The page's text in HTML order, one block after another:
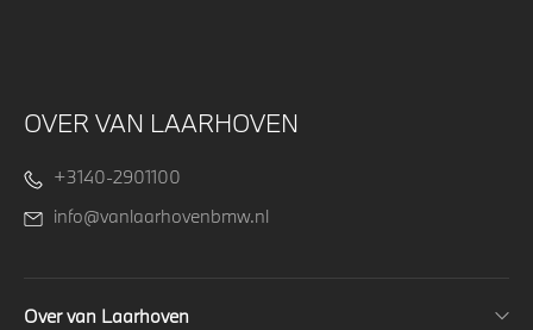
OVER VAN LAARHOVEN
+3140-2901100
info@vanlaarhovenbmw.nl
Over van Laarhoven